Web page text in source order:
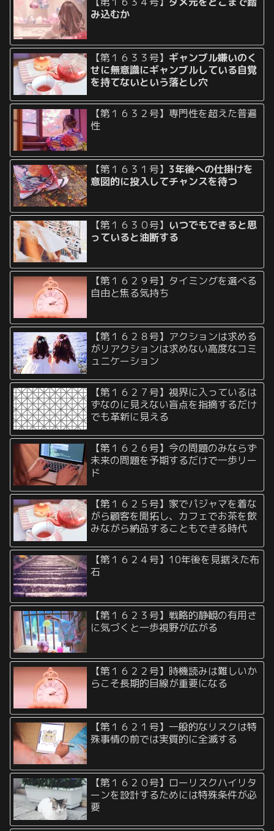
み込むか
【第１６３３号】 ギャンブル嫌いのく
せに無意識にギャンブルしている自覚
を持てないという落とし穴
【第１６３２号】専門性を超えた普遍
性
【第１６３１号】 3年後への仕掛けを
意図的に投入してチャンスを待つ
【第１６３０号】 いつでもできると思
っていると油断する
【第１６２９号】タイミングを選べる
自由と焦る気持ち
【第１６２８号】アクションは求める
がリアクションは求めない高度なコミ
ュニケーション
【第１６２７号】視界に入っているは
ずなのに見えない盲点を指摘するだけ
でも革新に見える
【第１６２６号】今の問題のみならず
未来の問題を予期するだけで一歩リー
ド
【第１６２５号】家でパジャマを着な
がら顧客を開拓し、カフェでお茶を飲
みながら納品することもできる時代
【第１６２４号】10年後を見据えた布
石
【第１６２３号】戦略的静観の有用さ
に気づくと一歩視野が広がる
【第１６２２号】時機読みは難しいか
らこそ長期的目線が重要になる
【第１６２１号】一般的なリスクは特
殊事情の前では実質的に全滅する
【第１６２０号】ローリスクハイリタ
ーンを設計するためには特殊条件が必
要